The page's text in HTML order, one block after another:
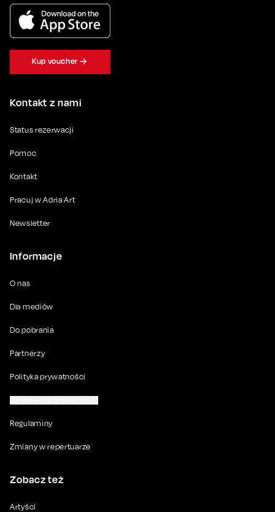
Kontakt z nami
Status rezerwacji
Pomoc
Kontakt
Pracuj w Adria Art
Newsletter
Informacje
O nas
Dla mediów
Do pobrania
Partnerzy
Polityka prywatności
Regulaminy
Zmiany w repertuarze
Zobacz też
Artyści
Kup voucher